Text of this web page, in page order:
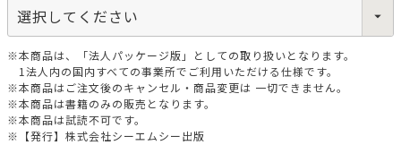
※本商品は、「法人パッケージ版」としての取り扱いとなります。
1法人内の国内すべての事業所でご利用いただける仕様です。
※本商品はご注文後のキャンセル・商品変更は 一切できません。
※本商品は書籍のみの販売となります。
※本商品は試読不可です。
※【発行】株式会社シーエムシー出版